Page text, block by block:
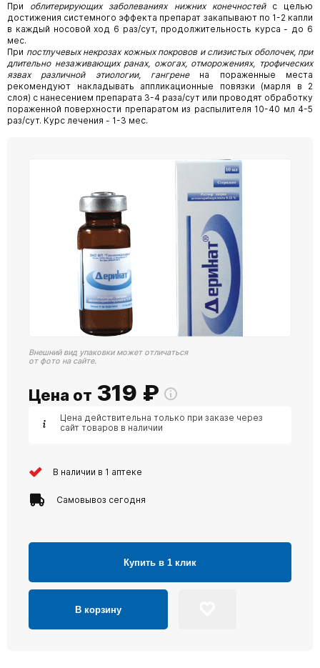
При облитерирующих заболеваниях нижних конечностейс целью
достижения системного эффекта препарат закапывают по 1-2 капли
в каждый носовой ход 6 раз/сут, продолжительность курса - до 6
мес.
При постлучевых некрозах кожных покровов и слизистых оболочек, при
длительно незаживающих ранах, ожогах, отморожениях, трофических
язвах различной этиологии, гангренена пораженные места
рекомендуют накладывать аппликационные повязки (марля в 2
слоя) с нанесением препарата 3-4 раза/сут или проводят обработку
пораженной поверхности препаратом из распылителя 10-40 мл 4-5
раз/сут. Курс лечения - 1-3 мес.
Внешний вид упаковки может отличаться
от фото на сайте.
Цена от 319 ₽
Цена действительна только при заказе через
сайт товаров в наличии
В наличии в 1 аптеке
Самовывоз сегодня
Купить в 1 клик
В корзину